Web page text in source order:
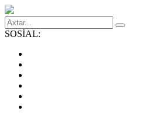
SOSİAL: